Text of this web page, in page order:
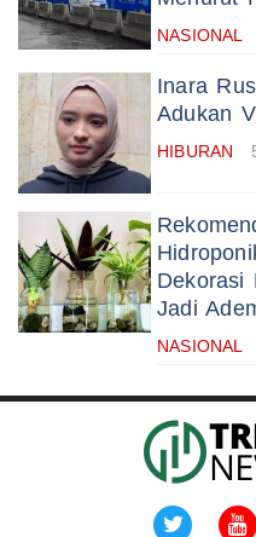
NASIONAL
Inara
Adukan
HIBURAN
Dekorasi
Jadi
NASIONAL